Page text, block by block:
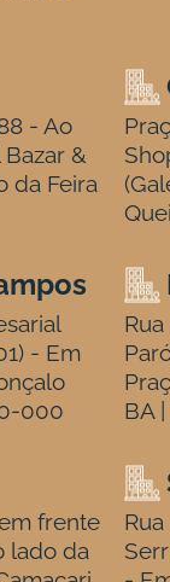
- Ao
&
da Feira
- Em
000
BA
frente
lado da